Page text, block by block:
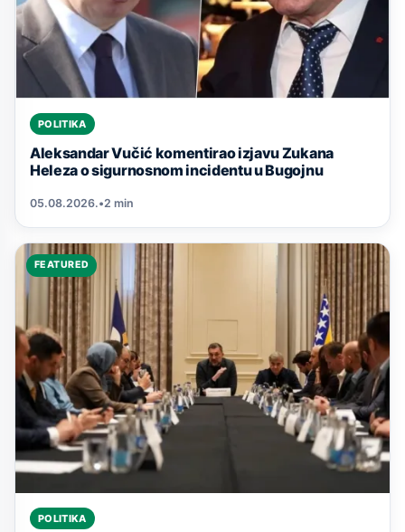
POLITIKA
Aleksandar Vučić komentirao izjavu Zukana
Heleza o sigurnosnom incidentu u Bugojnu
05.08.2026.•2 min
FEATURED
POLITIKA